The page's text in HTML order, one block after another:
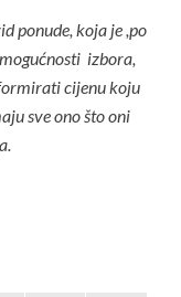
ponude, koja je ,po
izbora,
cijenu koju
sve ono što oni